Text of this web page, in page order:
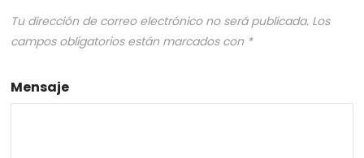
Tu dirección de correo electrónico no será publicada. Los
campos obligatorios están marcados con *
Mensaje